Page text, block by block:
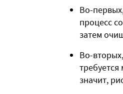
Во-
процесс
затем
Во-
значит,